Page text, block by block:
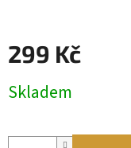
299 Kč
cena:
Skladem